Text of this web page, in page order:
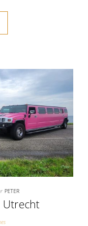
PETER
Utrecht